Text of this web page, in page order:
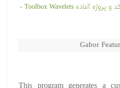
دانلود رایگان کد و پروژه آماده Toolbox Wavelets -
Gabor